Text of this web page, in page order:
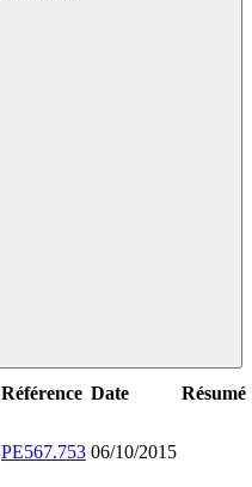
Référence Date
Résumé
PE567.753 06/10/2015